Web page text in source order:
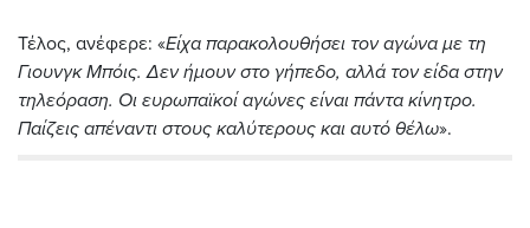
Τέλος, ανέφερε: «Είχα παρακολουθήσει τον αγώνα με τη
Γιουνγκ Μπόις. Δεν ήμουν στο γήπεδο, αλλά τον είδα στην
τηλεόραση. Οι ευρωπαϊκοί αγώνες είναι πάντα κίνητρο.
Παίζεις απέναντι στους καλύτερους και αυτό θέλω».